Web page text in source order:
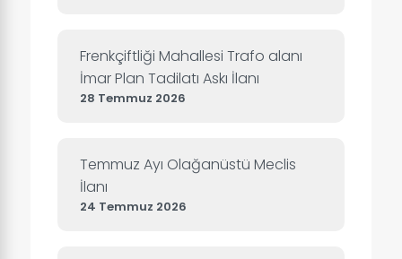
Frenkçiftliği Mahallesi Trafo alanı
İmar Plan Tadilatı Askı İlanı
28 Temmuz 2026
Temmuz Ayı Olağanüstü Meclis
İlanı
24 Temmuz 2026